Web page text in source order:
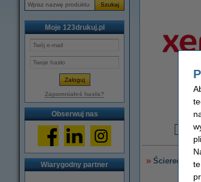
Szukaj
Moje 123drukuj.pl
Zapomniałeś hasła?
Obserwuj nas
Wiarygodny partner Ściereczka